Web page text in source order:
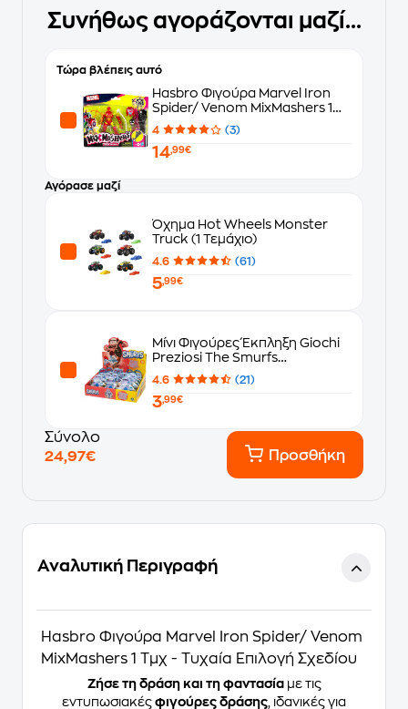
Συνήθως αγοράζονται μαζί...
Τώρα βλέπεις αυτό
Hasbro Φιγούρα Marvel Iron
Spider/ Venom MixMashers 1
Τμχ - Τυχαία Επιλογή Σχεδίου
4 (3)
14,99€
Αγόρασε μαζί
Όχημα Hot Wheels Monster
Truck (1 Τεμάχιο)
4.6 (61)
5,99€
Μίνι Φιγούρες Έκπληξη Giochi
Preziosi The Smurfs
Στρουμφάκια 5.5 cm - Τυχαία
Επιλογή Σχεδίου
4.6 (21)
3,99€
Σύνολο
24,97€
Προσθήκη
Αναλυτική Περιγραφή
Hasbro Φιγούρα Marvel Iron Spider/ Venom
MixMashers 1 Τμχ - Τυχαία Επιλογή Σχεδίου
Ζήσε τη δράση και τη φαντασίαμε τις
εντυπωσιακές φιγούρες δράσης , ιδανικές για